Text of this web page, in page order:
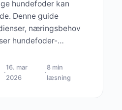
hundefoder kan
Denne guide
næringsbehov
hundefoder-
·
16. mar
2026
·
8 min
læsning